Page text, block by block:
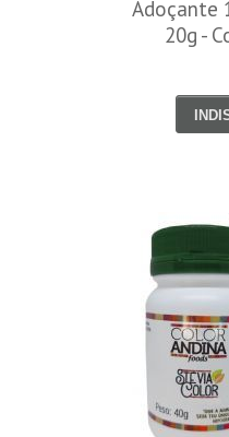
Adoçante
20g -